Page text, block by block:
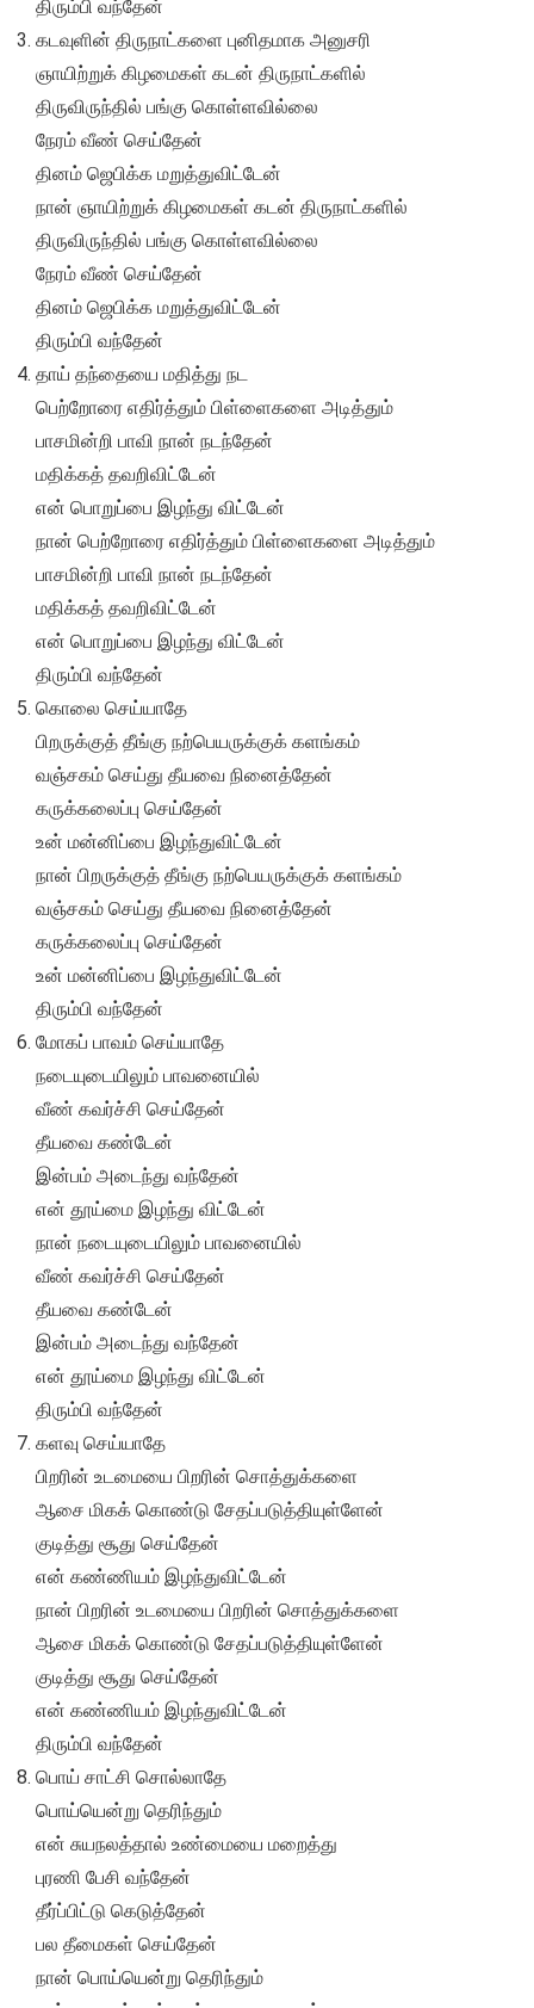
திரும்பி வந்தேன்
கடவுளின் திருநாட்களை புனிதமாக அனுசரி
ஞாயிற்றுக் கிழமைகள் கடன் திருநாட்களில்
திருவிருந்தில் பங்கு கொள்ளவில்லை
நேரம் வீண் செய்தேன்
தினம் ஜெபிக்க மறுத்துவிட்டேன்
நான் ஞாயிற்றுக் கிழமைகள் கடன் திருநாட்களில்
திருவிருந்தில் பங்கு கொள்ளவில்லை
நேரம் வீண் செய்தேன்
தினம் ஜெபிக்க மறுத்துவிட்டேன்
திரும்பி வந்தேன்
தாய் தந்தையை மதித்து நட
பெற்றோரை எதிர்த்தும் பிள்ளைகளை அடித்தும்
பாசமின்றி பாவி நான் நடந்தேன்
மதிக்கத் தவறிவிட்டேன்
என் பொறுப்பை இழந்து விட்டேன்
நான் பெற்றோரை எதிர்த்தும் பிள்ளைகளை அடித்தும்
பாசமின்றி பாவி நான் நடந்தேன்
மதிக்கத் தவறிவிட்டேன்
என் பொறுப்பை இழந்து விட்டேன்
திரும்பி வந்தேன்
கொலை செய்யாதே
பிறருக்குத் தீங்கு நற்பெயருக்குக் களங்கம்
வஞ்சகம் செய்து தீயவை நினைத்தேன்
கருக்கலைப்பு செய்தேன்
உன் மன்னிப்பை இழந்துவிட்டேன்
நான் பிறருக்குத் தீங்கு நற்பெயருக்குக் களங்கம்
வஞ்சகம் செய்து தீயவை நினைத்தேன்
கருக்கலைப்பு செய்தேன்
உன் மன்னிப்பை இழந்துவிட்டேன்
திரும்பி வந்தேன்
மோகப் பாவம் செய்யாதே
நடையுடையிலும் பாவனையில்
வீண் கவர்ச்சி செய்தேன்
தீயவை கண்டேன்
இன்பம் அடைந்து வந்தேன்
என் தூய்மை இழந்து விட்டேன்
நான் நடையுடையிலும் பாவனையில்
வீண் கவர்ச்சி செய்தேன்
தீயவை கண்டேன்
இன்பம் அடைந்து வந்தேன்
என் தூய்மை இழந்து விட்டேன்
திரும்பி வந்தேன்
களவு செய்யாதே
பிறரின் உடமையை பிறரின் சொத்துக்களை
ஆசை மிகக் கொண்டு சேதப்படுத்தியுள்ளேன்
குடித்து சூது செய்தேன்
என் கண்ணியம் இழந்துவிட்டேன்
நான் பிறரின் உடமையை பிறரின் சொத்துக்களை
ஆசை மிகக் கொண்டு சேதப்படுத்தியுள்ளேன்
குடித்து சூது செய்தேன்
என் கண்ணியம் இழந்துவிட்டேன்
திரும்பி வந்தேன்
பொய் சாட்சி சொல்லாதே
பொய்யென்று தெரிந்தும்
என் சுயநலத்தால் உண்மையை மறைத்து
புரணி பேசி வந்தேன்
தீர்ப்பிட்டு கெடுத்தேன்
பல தீமைகள் செய்தேன்
நான் பொய்யென்று தெரிந்தும்